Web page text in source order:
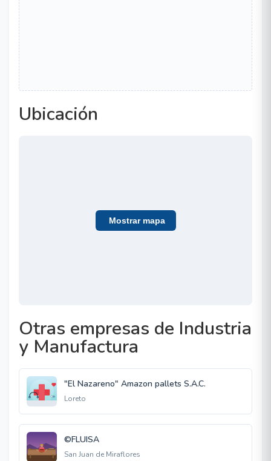
Ubicación
Mostrar mapa
Otras empresas de Industria
y Manufactura
"El Nazareno" Amazon pallets S.A.C.
Loreto
©FLUISA
San Juan de Miraflores